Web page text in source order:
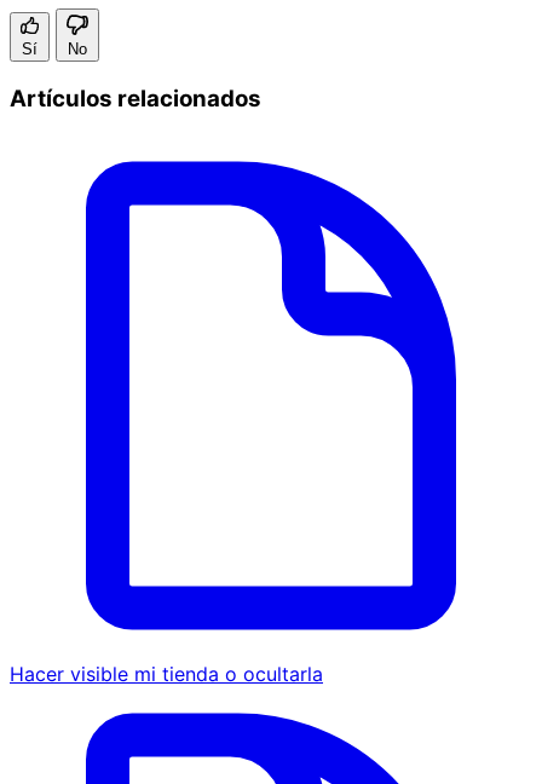
Sí No
Artículos relacionados
Hacer visible mi tienda o ocultarla